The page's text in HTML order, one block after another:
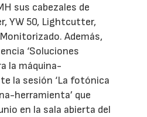
sus cabezales de
YW 50, Lightcutter,
Además,
‘Soluciones
la máquina-
la sesión ‘La fotónica
herramienta’ que
en la sala abierta del